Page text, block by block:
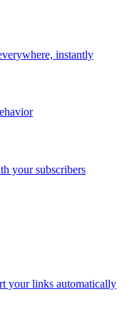
instantly
your subscribers
your links automatically